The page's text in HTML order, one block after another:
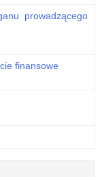
prowadzącego
finansowe